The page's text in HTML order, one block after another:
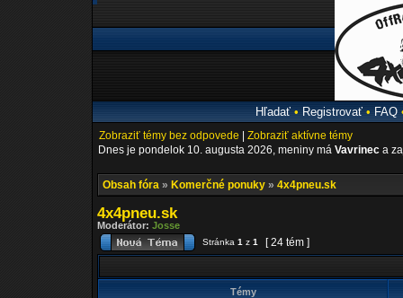
Hľadať• Registrovať• FAQ
Zobraziť témy bez odpovede
Zobraziť aktívne témy
Dnes je pondelok 10. augusta 2026, meniny má Vavrinec a
Obsah fóra » Komerčné ponuky » 4x4pneu.sk
4x4pneu.sk
Moderátor: Josse
Stránka 1 z 1 [ 24 tém ]
Témy